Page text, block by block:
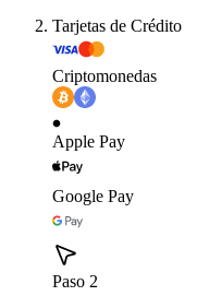
Tarjetas de Crédito
Criptomonedas
Apple Pay
Google Pay
Paso 2